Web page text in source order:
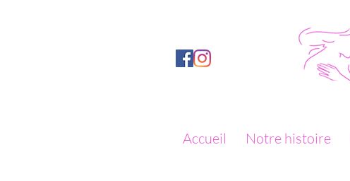
Accueil Notre histoire